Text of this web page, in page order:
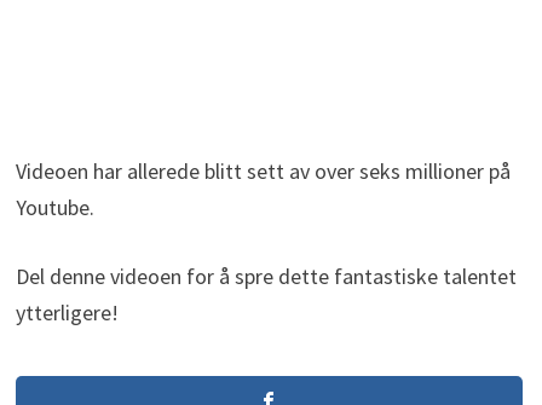
Videoen har allerede blitt sett av over seks millioner på
Youtube.
Del denne videoen for å spre dette fantastiske talentet
ytterligere!